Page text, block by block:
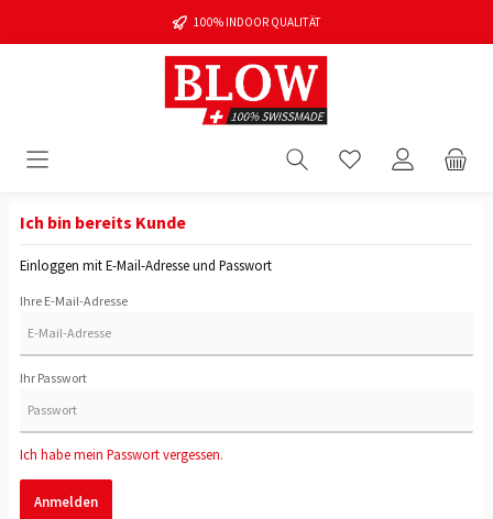
100% INDOOR QUALITÄT
Ich bin bereits Kunde
Einloggen mit E-Mail-Adresse und Passwort
Ihre E-Mail-Adresse
Ihr Passwort
Ich habe mein Passwort vergessen.
Anmelden